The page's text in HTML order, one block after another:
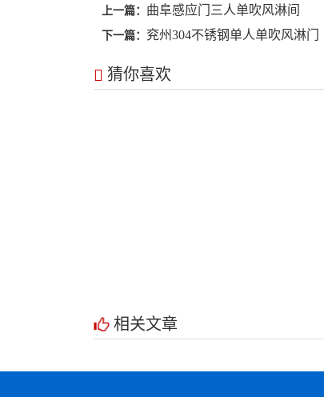
上一篇： 曲阜感应门三人单吹风淋间
下一篇： 兖州304不锈钢单人单吹风淋门
猜你喜欢
相关文章